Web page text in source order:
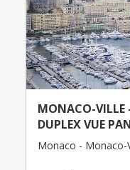
MONACO-VILLE
DUPLEX VUE
Monaco - Monaco-